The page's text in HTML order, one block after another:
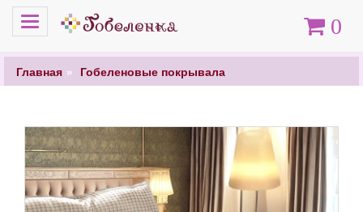
Меню Корзина
0
Главная Гобеленовые покрывала